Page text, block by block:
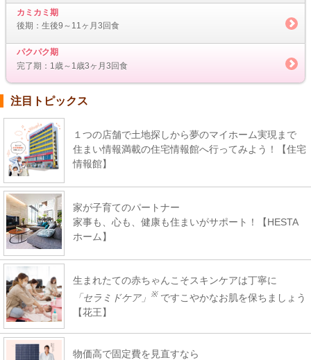
カミカミ期
後期：生後9～11ヶ月3回食
パクパク期
完了期：1歳～1歳3ヶ月3回食
注目トピックス
１つの店舗で土地探しから夢のマイホーム実現まで
住まい情報満載の住宅情報館へ行ってみよう！【住宅
情報館】
家が子育てのパートナー
家事も、心も、健康も住まいがサポート！【HESTA
ホーム】
生まれたての赤ちゃんこそスキンケアは丁寧に
「セラミドケア」
※ ですこやかなお肌を保ちましょう
【花王】
物価高で固定費を見直すなら